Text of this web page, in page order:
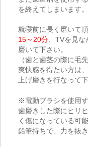
を終えてしまいます。
就寝前に長く磨いて
15～20分 、TVを見
磨いて下さい。
（歯と歯茎の際に毛
爽快感を得たい方は
上げ磨きを行なって下
※電動ブラシを使用
歯磨きした際にヒリ
く傷になっている可
鉛筆持ちで、力を抜